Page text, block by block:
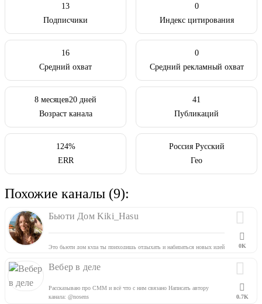
13
Подписчики
0
Индекс цитирования
16
Средний охват
0
Средний рекламный охват
8 месяцев20 дней
Возраст канала
41
Публикаций
124%
ERR
Россия Русский
Гео
Похожие каналы (9):
Бьюти Дом Kiki_Hasu
Это бьюти дом куда ты приходишь отдыхать и набираться новых идей
▫️расскажу последние бьюти новости
▫️поделюсь идеями макияжа & маникюра
0K
Вебер в деле
Рассказываю про СММ и всё что с ним связано Написать автору
канала: @nosens
0.7K